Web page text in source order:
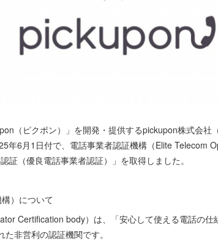
（ピクポン）」を開発・提供するpickupon株式会社
年6月1日付で、電話事業者認証機構（Elite Telecom
証（優良電話事業者認証）」を取得しました。
）について
Certification body）は、「安心して使える電話の
非営利の認証機関です。